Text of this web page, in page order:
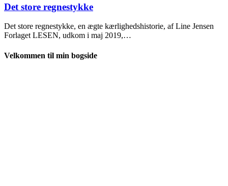
2022
Det store regnestykke
Det store regnestykke, en ægte kærlighedshistorie, af Line Jensen
Forlaget LESEN, udkom i maj 2019,…
Velkommen til min bogside